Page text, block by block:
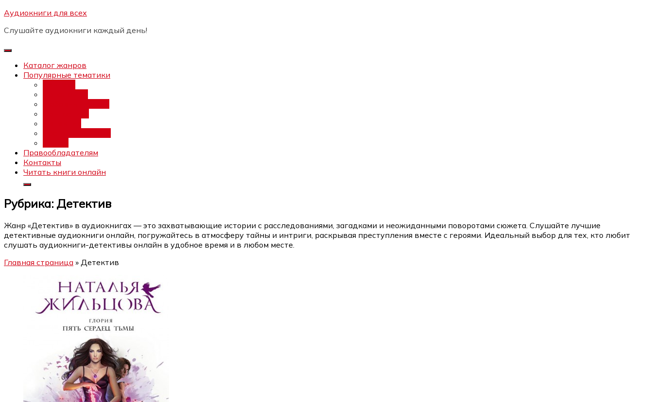
Перейти
содержимому
Аудиокниги для всех
Слушайте аудиокниги каждый день!
Каталог жанров
Популярные тематики
Правообладателям
Контакты
Читать книги онлайн
Рубрика: Детектив
Жанр «Детектив» в аудиокнигах — это захватывающие истории с расследованиями, загадками и неожиданными поворотами сюжета. Слушайте лучшие
детективные аудиокниги онлайн, погружайтесь в атмосферу тайны и интриги, раскрывая преступления вместе с героями. Идеальный выбор для тех, кто любит
слушать аудиокниги-детективы онлайн в удобное время и в любом месте.
Главная страница » Детектив